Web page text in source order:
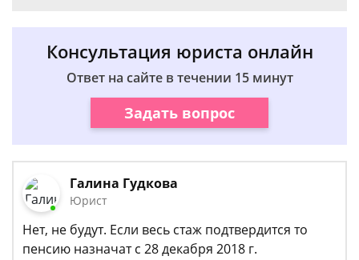
Консультация юриста онлайн
Ответ на сайте в течении 15 минут
Задать вопрос
Галина Гудкова
Юрист
Нет, не будут. Если весь стаж подтвердится то
пенсию назначат с 28 декабря 2018 г.